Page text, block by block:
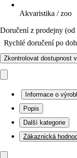
Akvaristika / zoo
Doručení z prodejny
Rychlé doručení po
Zkontrolovat dostupnost
Informace o
Popis
Další kategorie
Zákaznická